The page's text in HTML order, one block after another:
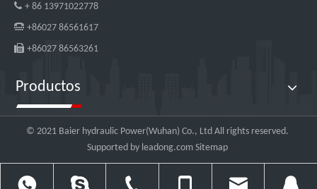
 + 86 13971022778
 +86027 86561617
 +86027 86563261
Productos
© 2021 Baier hydraulic Power(Wuhan) Co., Ltd All rights reserved.
Supported by leadong.com Sitemap